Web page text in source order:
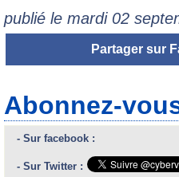
publié le mardi 02
Partager sur
Abonnez-
- Sur facebook :
- Sur Twitter :